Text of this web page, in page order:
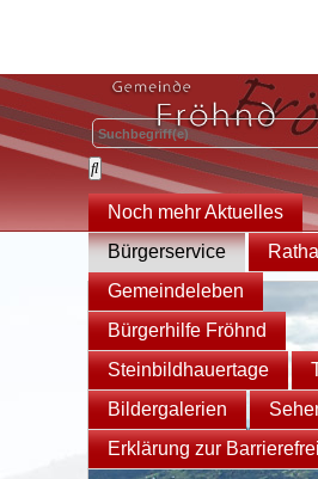
Noch mehr Aktuelles
Bürgerservice
Gemeindeleben
Bürgerhilfe Fröhnd
Steinbildhauertage
Bildergalerien
Erklärung zur